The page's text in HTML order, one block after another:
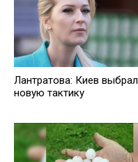
Лантратова: Киев выбрал
новую тактику